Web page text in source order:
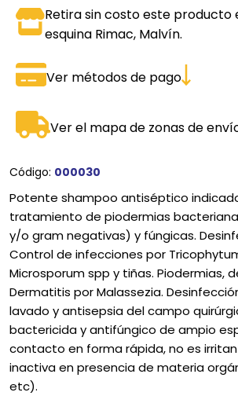
Retira sin costo este producto
esquina Rimac, Malvín.
Ver métodos de pago
Ver el mapa de zonas de
Código: 000030
Potente shampoo antiséptico
tratamiento de piodermias
y/o gram negativas) y fúngicas.
Control de infecciones por
Microsporum spp y tiñas. Piodermias,
Dermatitis por Malassezia.
lavado y antisepsia del campo
bactericida y antifúngico de ampio
contacto en forma rápida, no es
inactiva en presencia de materia
etc).